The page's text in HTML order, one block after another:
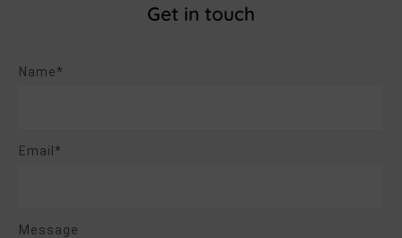
Get in touch
Name*
Email*
Message